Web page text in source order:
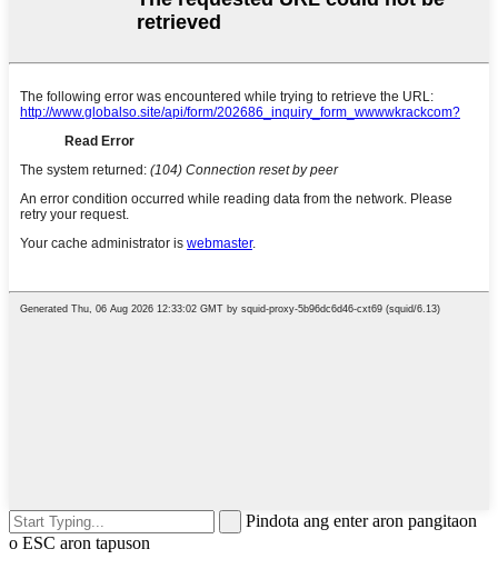
Pindota ang enter aron pangitaon
o ESC aron tapuson